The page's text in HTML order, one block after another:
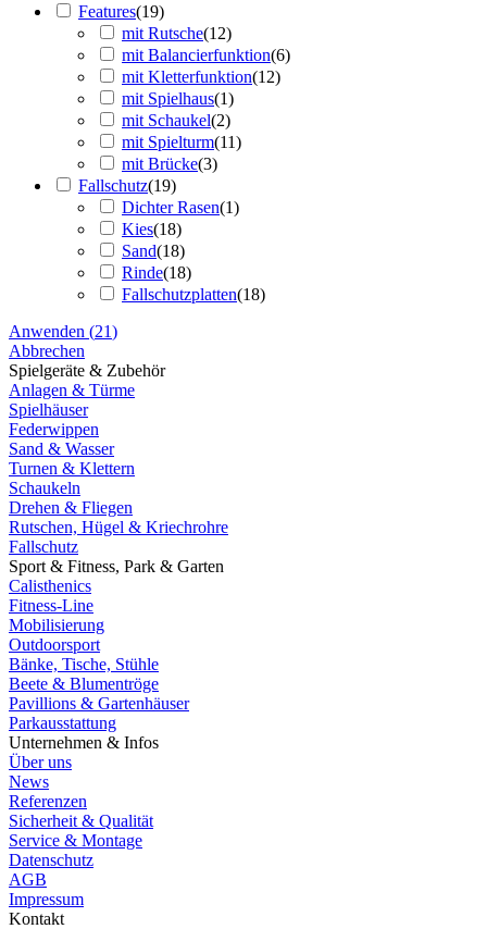
Features(19)
mit Rutsche(12)
mit Balancierfunktion(6)
mit Kletterfunktion(12)
mit Spielhaus(1)
mit Schaukel(2)
mit Spielturm(11)
mit Brücke(3)
Fallschutz(19)
Dichter Rasen(1)
Kies(18)
Sand(18)
Rinde(18)
Fallschutzplatten(18)
Anwenden (21)
Abbrechen
Spielgeräte & Zubehör
Anlagen & Türme
Spielhäuser
Federwippen
Sand & Wasser
Turnen & Klettern
Schaukeln
Drehen & Fliegen
Rutschen, Hügel & Kriechrohre
Fallschutz
Sport & Fitness, Park & Garten
Calisthenics
Fitness-Line
Mobilisierung
Outdoorsport
Bänke, Tische, Stühle
Beete & Blumentröge
Pavillions & Gartenhäuser
Parkausstattung
Unternehmen & Infos
Über uns
News
Referenzen
Sicherheit & Qualität
Service & Montage
Datenschutz
AGB
Impressum
Kontakt